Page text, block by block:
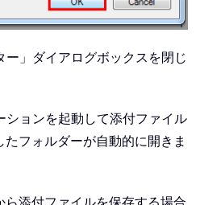
ー」ダイアログボックスを閉じ
ョンを起動して添付ファイル
フォルダーが自動的に開きま
ら添付ファイルを保存する場合